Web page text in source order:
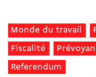
Monde du travail
Fiscalité
Referendum